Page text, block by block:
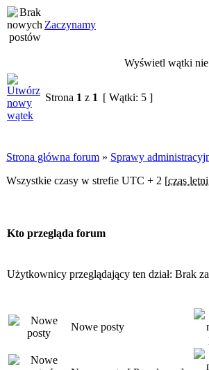
Zaczynamy
Wyświetl wątki nie
Strona 1 z 1 [ Wątki: 5 ]
Strona główna forum » Sprawy
Wszystkie czasy w strefie UTC + 2 [czas
Kto przegląda forum
Użytkownicy przeglądający ten dział: Brak
Nowe posty